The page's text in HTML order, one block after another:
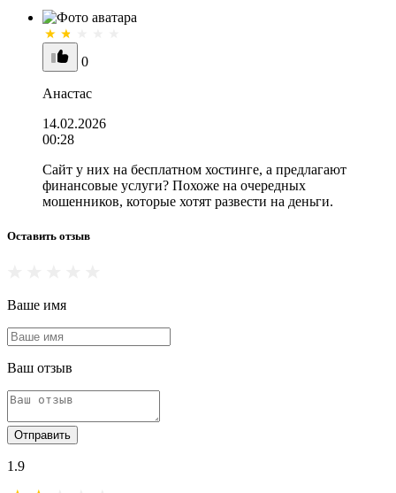
0
Анастас
14.02.2026
00:28
Сайт у них на бесплатном хостинге, а предлагают
финансовые услуги? Похоже на очередных
мошенников, которые хотят развести на деньги.
Оставить отзыв
Ваше имя
Ваш отзыв
Отправить
1.9